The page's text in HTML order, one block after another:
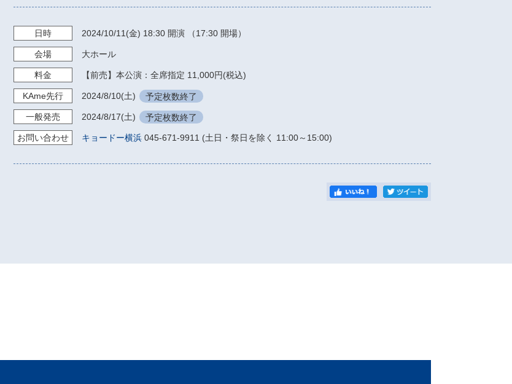
日時 2024/10/11(金) 18:30 開演 （17:30 開場）
会場 大ホール
料金 【前売】本公演：全席指定 11,000円(税込)
KAme先行 2024/8/10(土) 予定枚数終了
一般発売 2024/8/17(土) 予定枚数終了
お問い合わせ キョードー横浜 045-671-9911 (土日・祭日を除く 11:00～15:00)